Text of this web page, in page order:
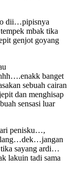
dii…pipisnya
mbak tika
genjot goyang
banget
sebuah cairan
dan menghisap
sensasi luar
penisku…,
sayang ardi…
lakuin tadi sama